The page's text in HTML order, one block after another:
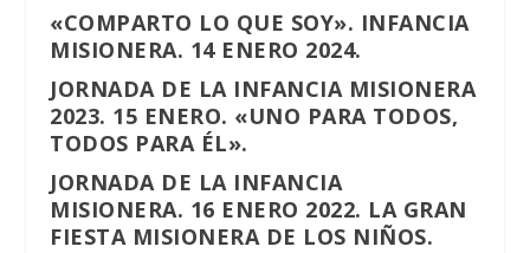
«COMPARTO LO QUE SOY». INFANCIA
MISIONERA. 14 ENERO 2024.
JORNADA DE LA INFANCIA MISIONERA
2023. 15 ENERO. «UNO PARA TODOS,
TODOS PARA ÉL».
JORNADA DE LA INFANCIA
MISIONERA. 16 ENERO 2022. LA GRAN
FIESTA MISIONERA DE LOS NIÑOS.